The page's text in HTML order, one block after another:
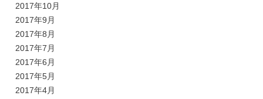
2017年10月
2017年9月
2017年8月
2017年7月
2017年6月
2017年5月
2017年4月